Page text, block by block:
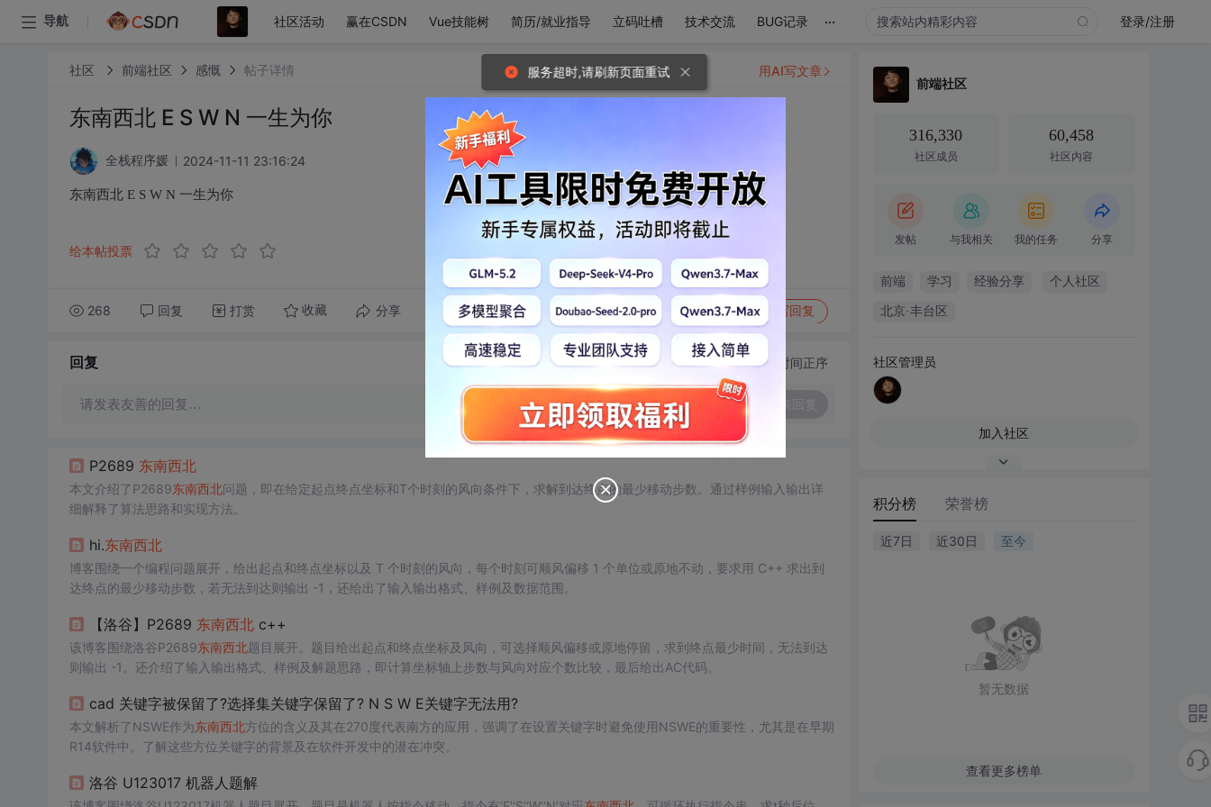
导航 社区活动 赢在CSDN Vue技能树 简历/就业指导 立码吐槽 技术交流 BUG记录 ... 登录/注册
社区 前端社区 感慨 帖子详情
东南西北 E S W N 一生为你
全栈程序媛 2024-11-11 23:16:24
东南西北 E S W N 一生为你
给本帖投票
268 回复 打赏 收藏 分享 转发到动态 举报 写回复
用AI写文章
回复 切换为时间正序
请发表友善的回复…
P2689 东南西北
本文介绍了P2689东南西北问题，即在给定起点终点坐标和T个时刻的风向条件下，求解到达终点的最少移动步数。通过样例输入输出详
细解释了算法思路和实现方法。
hi.东南西北
博客围绕一个编程问题展开，给出起点和终点坐标以及 T 个时刻的风向，每个时刻可顺风偏移 1 个单位或原地不动，要求用 C++ 求出到
达终点的最少移动步数，若无法到达则输出 -1，还给出了输入输出格式、样例及数据范围。
【洛谷】P2689 东南西北c++
该博客围绕洛谷P2689东南西北题目展开。题目给出起点和终点坐标及风向，可选择顺风偏移或原地停留，求到终点最少时间，无法到达
则输出 -1。还介绍了输入输出格式、样例及解题思路，即计算坐标轴上步数与风向对应个数比较，最后给出AC代码。
cad 关键字被保留了?选择集关键字保留了? N S W E关键字无法用?
本文解析了NSWE作为东南西北方位的含义及其在270度代表南方的应用，强调了在设置关键字时避免使用NSWE的重要性，尤其是在早期
R14软件中。了解这些方位关键字的背景及在软件开发中的潜在冲突。
洛谷 U123017 机器人题解
前端社区
316,330
社区成员
60,458
社区内容
发帖 与我相关 我的任务 分享
前端 学习 经验分享 个人社区
北京·丰台区
社区管理员
加入社区
积分榜 荣誉榜
近7日 近30日 至今
暂无数据
查看更多榜单
服务超时,请刷新页面重试